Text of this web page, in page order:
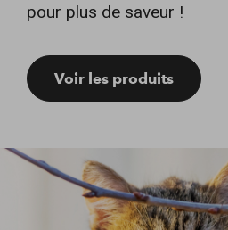
pour plus de saveur !
Voir les produits